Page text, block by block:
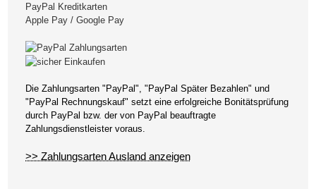
PayPal Kreditkarten
Apple Pay / Google Pay
Die Zahlungsarten "PayPal", "PayPal Später Bezahlen" und
"PayPal Rechnungskauf" setzt eine erfolgreiche Bonitätsprüfung
durch PayPal bzw. der von PayPal beauftragte
Zahlungsdienstleister voraus.
>> Zahlungsarten Ausland anzeigen